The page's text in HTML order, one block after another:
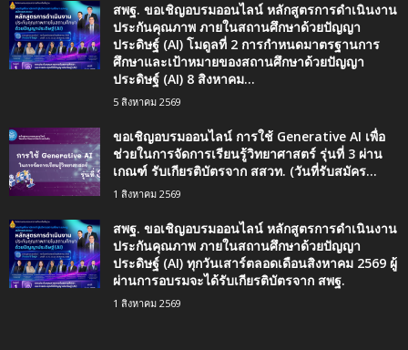
สพฐ. ขอเชิญอบรมออนไลน์ หลักสูตรการดำเนินงาน
ประกันคุณภาพ ภายในสถานศึกษาด้วยปัญญา
ประดิษฐ์ (AI) โมดูลที่ 2 การกำหนดมาตรฐานการ
ศึกษาและเป้าหมายของสถานศึกษาด้วยปัญญา
ประดิษฐ์ (AI) 8 สิงหาคม...
5 สิงหาคม 2569
ขอเชิญอบรมออนไลน์ การใช้ Generative AI เพื่อ
ช่วยในการจัดการเรียนรู้วิทยาศาสตร์ รุ่นที่ 3 ผ่าน
เกณฑ์ รับเกียรติบัตรจาก สสวท. (วันที่รับสมัคร...
1 สิงหาคม 2569
สพฐ. ขอเชิญอบรมออนไลน์ หลักสูตรการดำเนินงาน
ประกันคุณภาพ ภายในสถานศึกษาด้วยปัญญา
ประดิษฐ์ (AI) ทุกวันเสาร์ตลอดเดือนสิงหาคม 2569 ผู้
ผ่านการอบรมจะได้รับเกียรติบัตรจาก สพฐ.
1 สิงหาคม 2569